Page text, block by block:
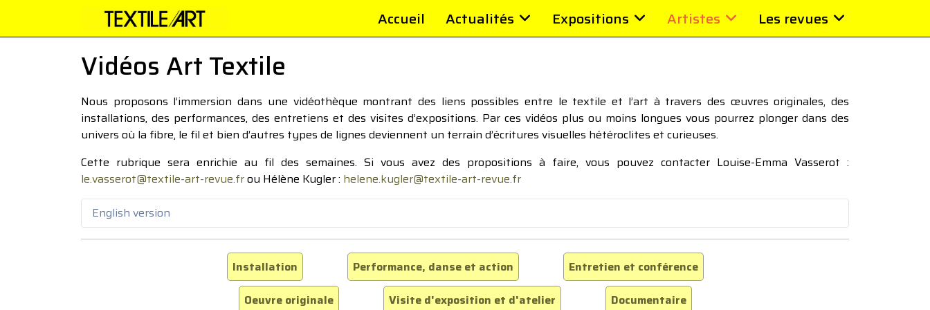
Accueil Actualités Expositions Artistes Les revues
Vidéos Art Textile
Nous proposons l’immersion dans une vidéothèque montrant des liens possibles entre le textile et l’art à travers des œuvres originales, des
installations, des performances, des entretiens et des visites d’expositions. Par ces vidéos plus ou moins longues vous pourrez plonger dans des
univers où la fibre, le fil et bien d’autres types de lignes deviennent un terrain d’écritures visuelles hétéroclites et curieuses.
Cette rubrique sera enrichie au fil des semaines. Si vous avez des propositions à faire, vous pouvez contacter Louise-Emma Vasserot :
le.vasserot@textile-art-revue.frou Hélène Kugler : helene.kugler@textile-art-revue.fr
English version
Installation Performance, danse et action
Entretien et conférence
Oeuvre originale
Visite d'exposition et d'atelier Documentaire